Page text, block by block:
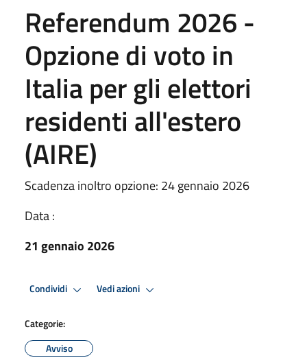
Referendum 2026 -
Opzione di voto in
Italia per gli elettori
residenti all'estero
(AIRE)
Scadenza inoltro opzione: 24 gennaio 2026
Data :
21 gennaio 2026
Condividi Vedi azioni
Categorie:
Avviso